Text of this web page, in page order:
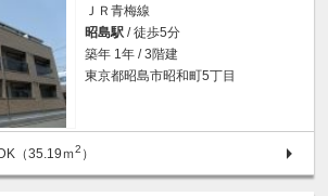
ＪＲ青梅線
昭島駅 / 徒歩5分
築年 1年 / 3階建
東京都昭島市昭和町5丁目
（35.19ｍ2 ）